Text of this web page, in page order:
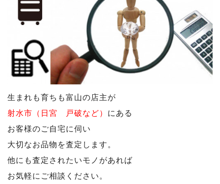
生まれも育ちも富山の店主が
射水市（ 日宮 戸破など） にある
お客様のご自宅に伺い
大切なお品物を査定します。
他にも査定されたいモノがあれば
お気軽にご相談ください。